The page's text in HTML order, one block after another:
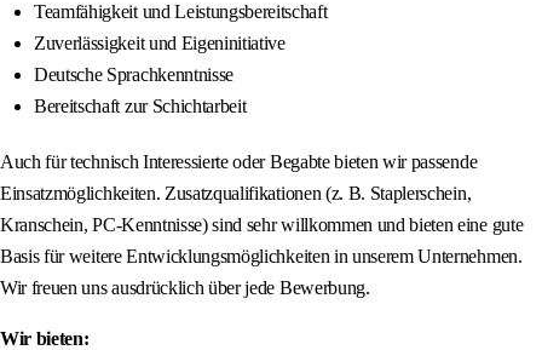
Teamfähigkeit und Leistungsbereitschaft
Zuverlässigkeit und Eigeninitiative
Deutsche Sprachkenntnisse
Bereitschaft zur Schichtarbeit
Auch für technisch Interessierte oder Begabte bieten wir passende
Einsatzmöglichkeiten. Zusatzqualifikationen (z. B. Staplerschein,
Kranschein, PC-Kenntnisse) sind sehr willkommen und bieten eine gute
Basis für weitere Entwicklungsmöglichkeiten in unserem Unternehmen.
Wir freuen uns ausdrücklich über jede Bewerbung.
Wir bieten: